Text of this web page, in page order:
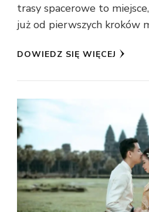
trasy spacerowe to
już od pierwszych kroków
DOWIEDZ SIĘ WIĘCEJ